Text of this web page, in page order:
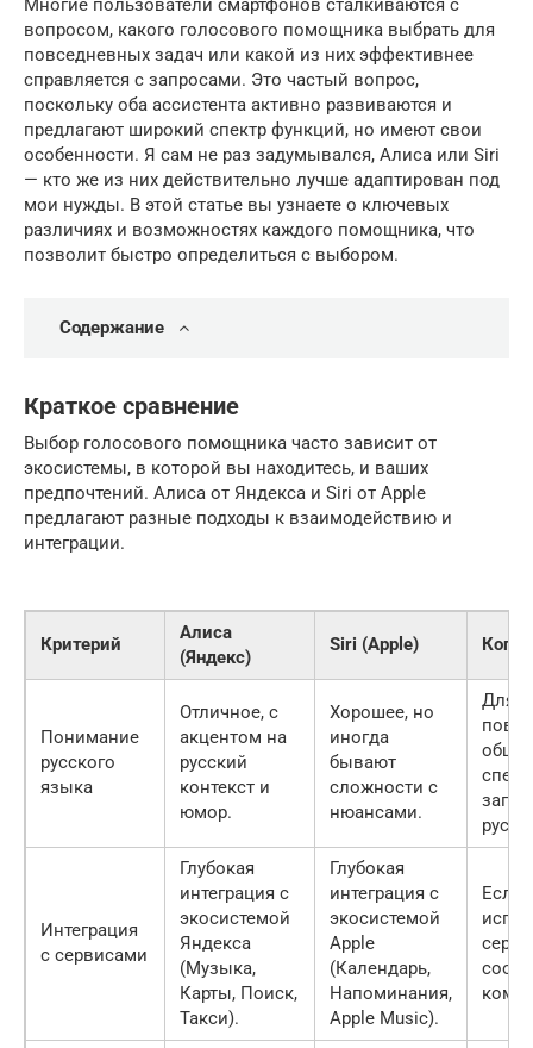
Многие пользователи смартфонов сталкиваются с
вопросом, какого голосового помощника выбрать для
повседневных задач или какой из них эффективнее
справляется с запросами. Это частый вопрос,
поскольку оба ассистента активно развиваются и
предлагают широкий спектр функций, но имеют свои
особенности. Я сам не раз задумывался, Алиса или Siri
— кто же из них действительно лучше адаптирован под
мои нужды. В этой статье вы узнаете о ключевых
различиях и возможностях каждого помощника, что
позволит быстро определиться с выбором.
Содержание
Краткое сравнение
Выбор голосового помощника часто зависит от
экосистемы, в которой вы находитесь, и ваших
предпочтений. Алиса от Яндекса и Siri от Apple
предлагают разные подходы к взаимодействию и
интеграции.
Критерий
Алиса
(Яндекс)
Siri (Apple)
Понимание
русского
языка
Отличное, с
акцентом на
русский
контекст и
юмор.
Хорошее, но
иногда
бывают
сложности с
нюансами.
Для
Интеграция
с сервисами
Глубокая
интеграция с
экосистемой
Яндекса
(Музыка,
Карты, Поиск,
Такси).
Глубокая
интеграция с
экосистемой
Apple
(Календарь,
Напоминания,
Apple Music).
Если